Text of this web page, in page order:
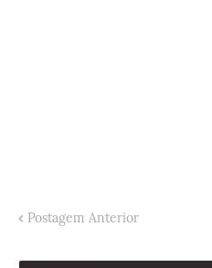
Postagem Anterior